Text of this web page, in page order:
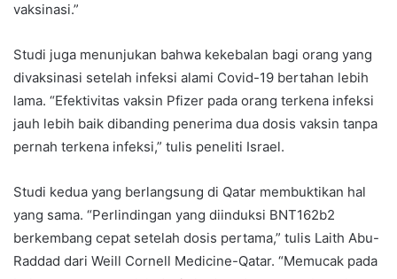
vaksinasi.”
Studi juga menunjukan bahwa kekebalan bagi orang yang
divaksinasi setelah infeksi alami Covid-19 bertahan lebih
lama. “Efektivitas vaksin Pfizer pada orang terkena infeksi
jauh lebih baik dibanding penerima dua dosis vaksin tanpa
pernah terkena infeksi,” tulis peneliti Israel.
Studi kedua yang berlangsung di Qatar membuktikan hal
yang sama. “Perlindingan yang diinduksi BNT162b2
berkembang cepat setelah dosis pertama,” tulis Laith Abu-
Raddad dari Weill Cornell Medicine-Qatar. “Memucak pada